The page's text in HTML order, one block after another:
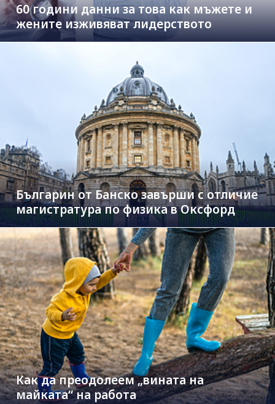
60 години данни за това как мъжете и
жените изживяват лидерството
Българин от Банско завърши с отличие
магистратура по физика в Оксфорд
Как да преодолеем „вината на
майката“ на работа